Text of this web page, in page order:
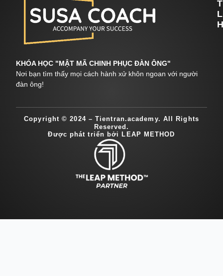
KHÓA HỌC "MẬT MÃ CHINH PHỤC ĐÀN ÔNG"
Nơi bạn tìm thấy mọi cách hành xử khôn ngoan với người
đàn ông!
Copyright © 2024 – Tientran.academy. All Rights
Reserved.
Được phát triển bởi LEAP METHOD